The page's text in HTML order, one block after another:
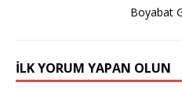
Boyabat
İLK YORUM YAPAN OLUN